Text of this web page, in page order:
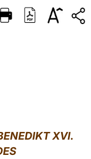
ITALIANO
中文
XVI.